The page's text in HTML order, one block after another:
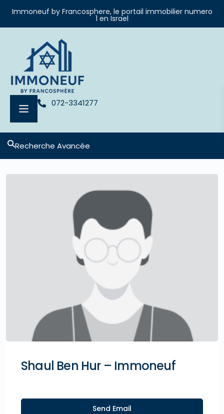
Immoneuf by Francosphere, le portail immobilier numero
1 en Israel
072-3341277
Recherche Avancée
Shaul Ben Hur – Immoneuf
Send Email